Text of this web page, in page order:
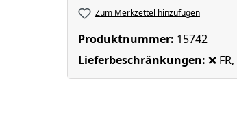
Zum Merkzettel hinzufügen
Produktnummer: 15742
Lieferbeschränkungen: ❌